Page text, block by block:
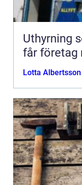
Uthyrning
får företag
Lotta Albertsson